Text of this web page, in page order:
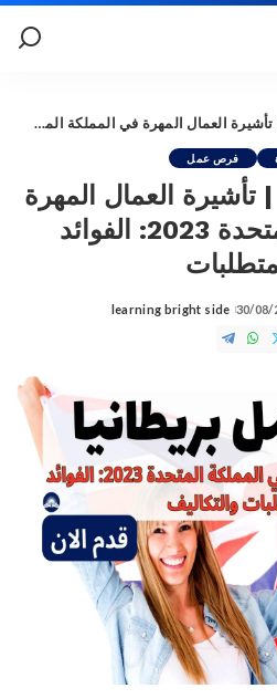
المهرة في المملكة المتحدة 2023: الفوائد والمتطلبات
فرص عمل
تأشيرة العمال المهرة
في المملكة المتحدة 2023: الفوائد
30/08/
Posted
by
learning bright side